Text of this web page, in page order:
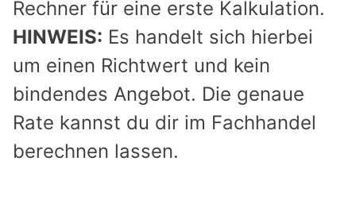
Rechner für eine erste Kalkulation.
HINWEIS: Es handelt sich hierbei
um einen Richtwert und kein
bindendes Angebot. Die genaue
Rate kannst du dir im Fachhandel
berechnen lassen.